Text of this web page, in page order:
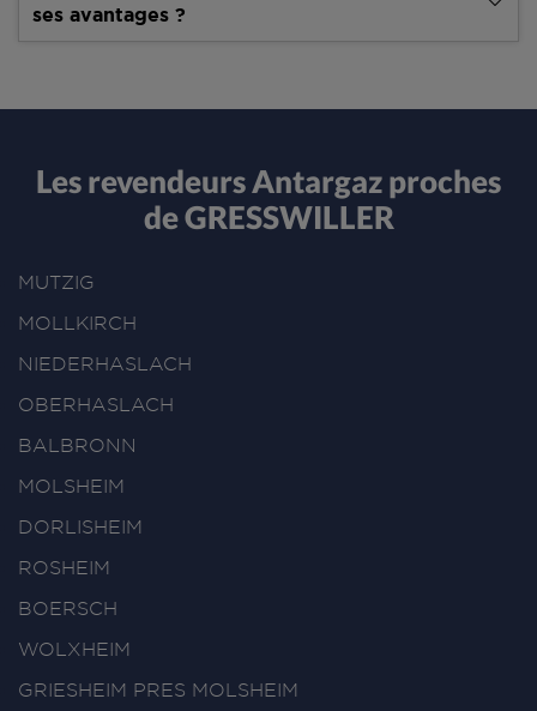
ses avantages ?
Les revendeurs Antargaz proches
de GRESSWILLER
MUTZIG
MOLLKIRCH
NIEDERHASLACH
OBERHASLACH
BALBRONN
MOLSHEIM
DORLISHEIM
ROSHEIM
BOERSCH
WOLXHEIM
GRIESHEIM PRES MOLSHEIM